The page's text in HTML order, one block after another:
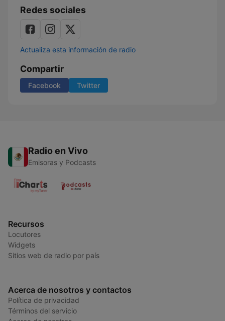
Redes sociales
Actualiza esta información de radio
Compartir
Facebook Twitter
Radio en Vivo
Emisoras y Podcasts
Recursos
Locutores
Widgets
Sitios web de radio por país
Acerca de nosotros y contactos
Política de privacidad
Términos del servicio